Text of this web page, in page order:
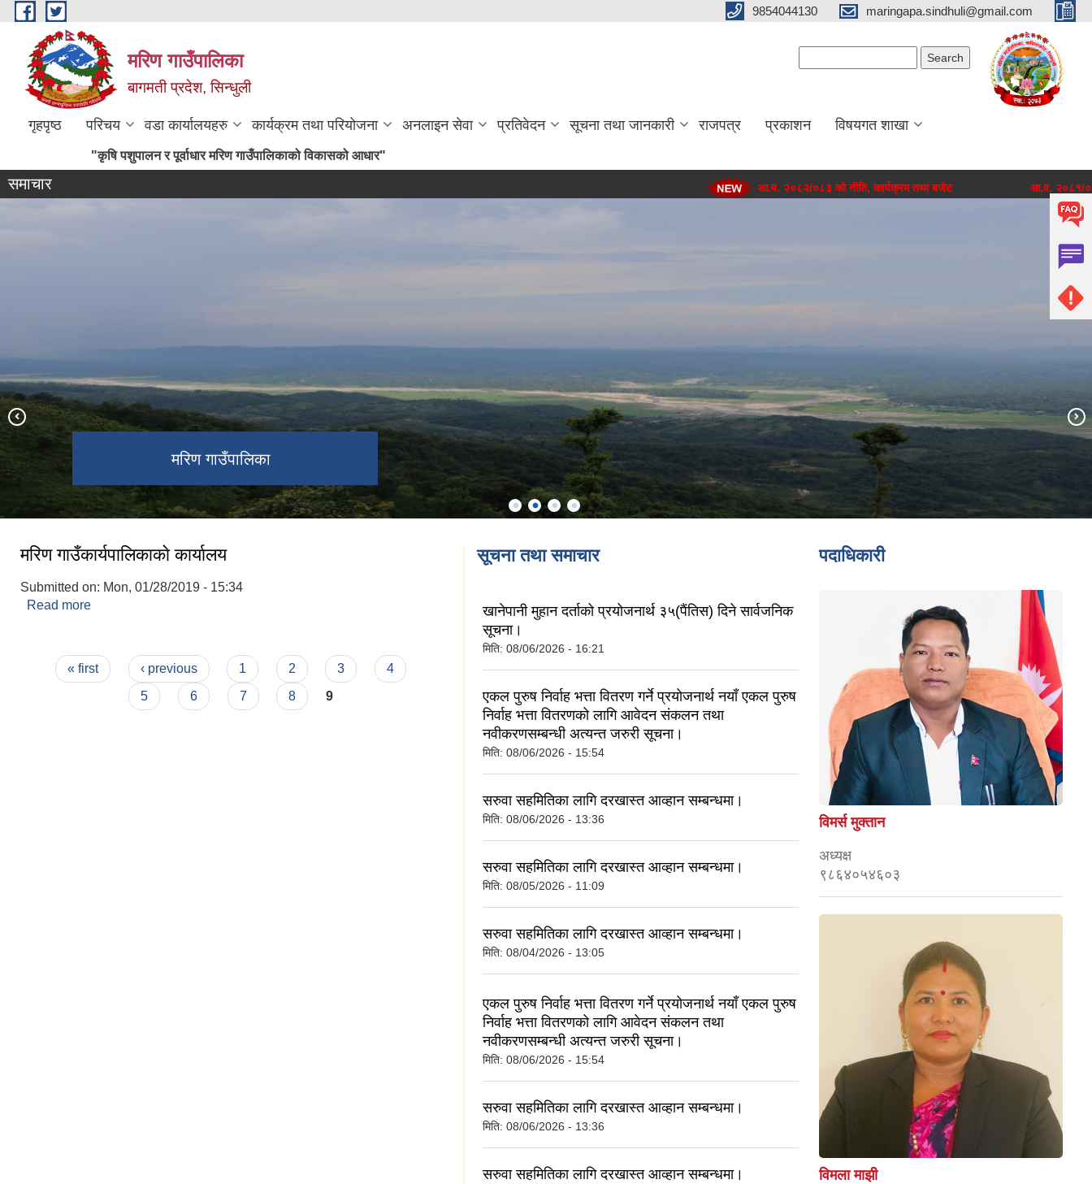
Skip to main content 9854044130 maringapa.sindhuli@gmail.com
मरिण गाउँपालिका
बागमती प्रदेश, सिन्धुली
गृहपृष्ठ परिचय वडा कार्यालयहरु कार्यक्रम तथा परियोजना अनलाइन सेवा प्रतिवेदन सूचना तथा जानकारी राजपत्र प्रकाशन विषयगत शाखा
"कृषि पशुपालन र पूर्वाधार मरिण गाउँपालिकाको विकासको आधार"
समाचार आ.व. २०८२/०८३ को नीति, कार्यक्रम तथा बजेट आ.व. २०८१/०८२ को
पञ्चकन्या पोखरी
मरिण गाउँपालिका
मरिण गाउँपालिका प्रशासकीय भवन
वडा नं. ५ स्थित ऐतिहासिक पन्चकन्या पोखरी
मरिण गाउँकार्यपालिकाकाे कार्यालय
Submitted on: Mon, 01/28/2019 - 15:34
Read more
Pages
« first ‹ previous 1 2 3
4
5
6 7 8 9
सूचना तथा समाचार
खानेपानी मुहान दर्ताको प्रयोजनार्थ ३५(पैंतिस) दिने सार्वजनिक
सूचना।
मिति: 08/06/2026 - 16:21
एकल पुरुष निर्वाह भत्ता वितरण गर्ने प्रयोजनार्थ नयाँ एकल पुरुष
निर्वाह भत्ता वितरणको लागि आवेदन संकलन तथा
नवीकरणसम्बन्धी अत्यन्त जरुरी सूचना।
मिति: 08/06/2026 - 15:54
सरुवा सहमितिका लागि दरखास्त आव्हान सम्बन्धमा।
मिति: 08/06/2026 - 13:36
सरुवा सहमितिका लागि दरखास्त आव्हान सम्बन्धमा।
मिति: 08/05/2026 - 11:09
सरुवा सहमितिका लागि दरखास्त आव्हान सम्बन्धमा।
मिति: 08/04/2026 - 13:05
एकल पुरुष निर्वाह भत्ता वितरण गर्ने प्रयोजनार्थ नयाँ एकल पुरुष
निर्वाह भत्ता वितरणको लागि आवेदन संकलन तथा
नवीकरणसम्बन्धी अत्यन्त जरुरी सूचना।
मिति: 08/06/2026 - 15:54
सरुवा सहमितिका लागि दरखास्त आव्हान सम्बन्धमा।
मिति: 08/06/2026 - 13:36
सरुवा सहमितिका लागि दरखास्त आव्हान सम्बन्धमा।
पदाधिकारी
विमर्स मुक्तान
अध्यक्ष
९८६४०५४६०३
विमला माझी